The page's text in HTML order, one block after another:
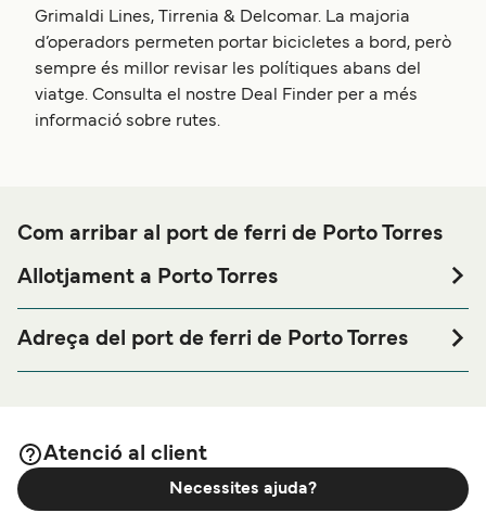
Grimaldi Lines, Tirrenia & Delcomar. La majoria
d’operadors permeten portar bicicletes a bord, però
sempre és millor revisar les polítiques abans del
viatge. Consulta el nostre Deal Finder per a més
informació sobre rutes.
Com arribar al port de ferri de Porto Torres
Allotjament a Porto Torres
prop del port de ferri de Porto Torres o busques allotjament
durant tota la teva estada, visita la nostra pàgina de
Adreça del port de ferri de Porto Torres
Grimaldi Terminal - Molo Industriale, Via Amerigo
Vespucci, Accosto 1, Porto Torres 07046, Sardinia, Italy
Atenció al client
Necessites ajuda?